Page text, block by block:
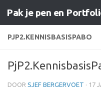
Doorgaan naar inhoud
Pak je pen en
PJP2.KENNISBASISPABO
DOOR SJEF BERGERVOET · 17